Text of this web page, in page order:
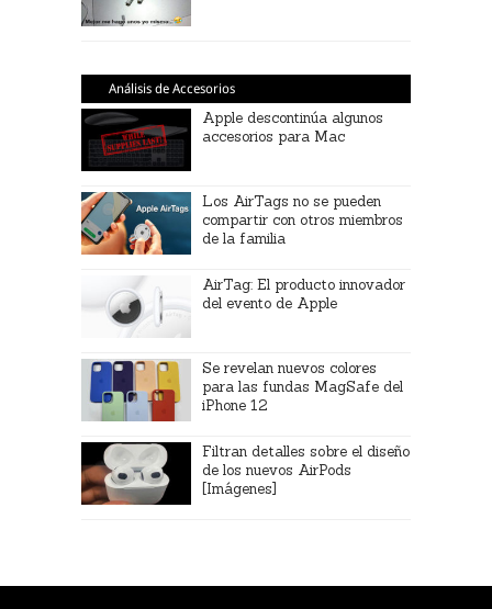
Análisis de Accesorios
Apple descontinúa algunos
accesorios para Mac
Los AirTags no se pueden
compartir con otros miembros
de la familia
AirTag: El producto innovador
del evento de Apple
Se revelan nuevos colores
para las fundas MagSafe del
iPhone 12
Filtran detalles sobre el diseño
de los nuevos AirPods
[Imágenes]